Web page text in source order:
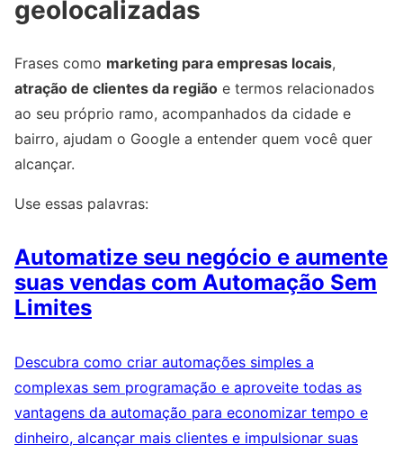
geolocalizadas
Frases como marketing para empresas locais,
atração de clientes da região e termos relacionados
ao seu próprio ramo, acompanhados da cidade e
bairro, ajudam o Google a entender quem você quer
alcançar.
Use essas palavras:
Automatize seu negócio e aumente
suas vendas com Automação Sem
Limites
Descubra como criar automações simples a
complexas sem programação e aproveite todas as
vantagens da automação para economizar tempo e
dinheiro, alcançar mais clientes e impulsionar suas